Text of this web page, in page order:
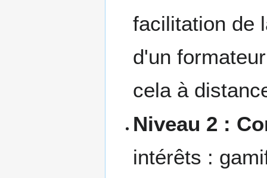
facilitation de
d'un
cela à
Niveau 2 :
intérêts :